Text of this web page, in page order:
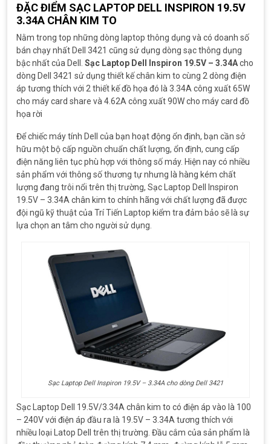
ĐẶC ĐIỂM SẠC LAPTOP DELL INSPIRON 19.5V
3.34A CHÂN KIM TO
Nằm trong top những dòng laptop thông dụng và có doanh số
bán chạy nhất Dell 3421 cũng sử dụng dòng sạc thông dụng
bậc nhất của Dell.
Sạc Laptop Dell Inspiron 19.5V – 3.34Acho
dòng Dell 3421 sử dụng thiết kế chân kim to cùng 2 dòng điện
áp tương thích với 2 thiết kế đồ họa đó là 3.34A công xuất 65W
cho máy card share và 4.62A công xuất 90W cho máy card đồ
họa rời
Để chiếc máy tính Dell của bạn hoạt động ổn định, bạn cần sở
hữu một bộ cấp nguồn chuẩn chất lượng, ổn định, cung cấp
điện năng liên tục phù hợp với thông số máy. Hiện nay có nhiều
sản phẩm với thông số thương tự nhưng là hàng kém chất
lượng đang trôi nổi trên thị trường, Sạc Laptop Dell Inspiron
19.5V – 3.34A chân kim to chính hãng với chất lượng đã được
đội ngũ kỹ thuật của Trí Tiến Laptop kiểm tra đảm bảo sẽ là sự
lựa chọn an tâm cho người sử dụng.
Sạc Laptop Dell Inspiron 19.5V – 3.34A cho dòng Dell 3421
Sạc Laptop Dell 19.5V/3.34A chân kim to có điện áp vào là 100
– 240V với điện áp đầu ra là 19.5V – 3.34A tương thích với
nhiều loại Latop Dell trên thị trường. Đầu cắm của sản phẩm là